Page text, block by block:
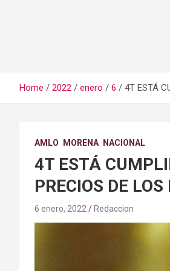
Home 2022 enero 6 4T ESTÁ
AMLO MORENA NACIONAL
4T ESTÁ
PRECIOS DE
6 enero, 2022 Redaccion